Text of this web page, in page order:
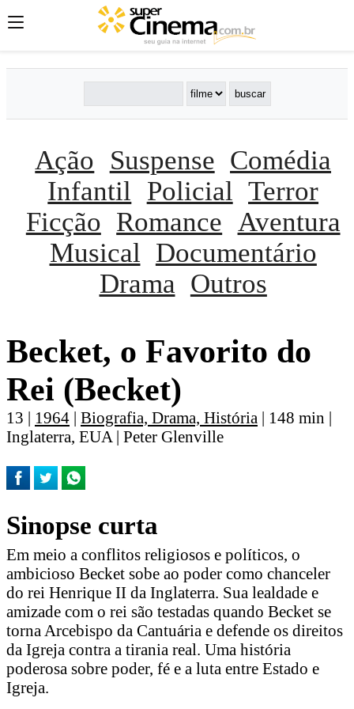
Ação Suspense Comédia
Infantil
Policial Terror
Ficção Romance Aventura
Musical
Documentário
Drama Outros
Becket, o Favorito do
Rei (Becket)
13 | 1964 | Biografia, Drama, História | 148 min |
Inglaterra, EUA | Peter Glenville
Sinopse curta
Em meio a conflitos religiosos e políticos, o
ambicioso Becket sobe ao poder como chanceler
do rei Henrique II da Inglaterra. Sua lealdade e
amizade com o rei são testadas quando Becket se
torna Arcebispo da Cantuária e defende os direitos
da Igreja contra a tirania real. Uma história
poderosa sobre poder, fé e a luta entre Estado e
Igreja.